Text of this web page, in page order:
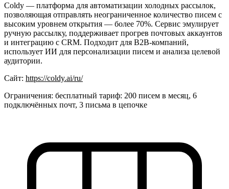
Coldy — платформа для автоматизации холодных рассылок,
позволяющая отправлять неограниченное количество писем с
высоким уровнем открытия — более 70%. Сервис эмулирует
ручную рассылку, поддерживает прогрев почтовых аккаунтов
и интеграцию с CRM. Подходит для B2B-компаний,
использует ИИ для персонализации писем и анализа целевой
аудитории.
Сайт: https://coldy.ai/ru/
Ограничения: бесплатный тариф: 200 писем в месяц, 6
подключённых почт, 3 письма в цепочке